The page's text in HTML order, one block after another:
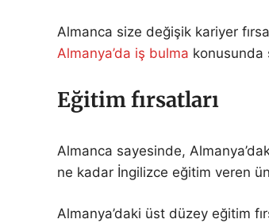
Almanca size değişik kariyer
Almanya’da iş bulma konusunda
Eğitim fırsatları
Almanca sayesinde,
ne kadar İngilizce eğitim veren
Almanya’daki üst düzey eğitim